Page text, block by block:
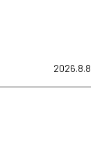
2026.8.8